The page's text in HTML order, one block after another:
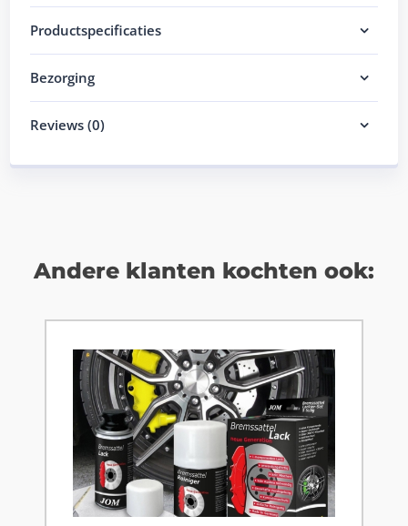
Productspecificaties
Bezorging
Reviews (0)
Andere klanten kochten ook: